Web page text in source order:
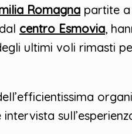
Romagna partite
centro Esmovia,
ultimi voli rimasti